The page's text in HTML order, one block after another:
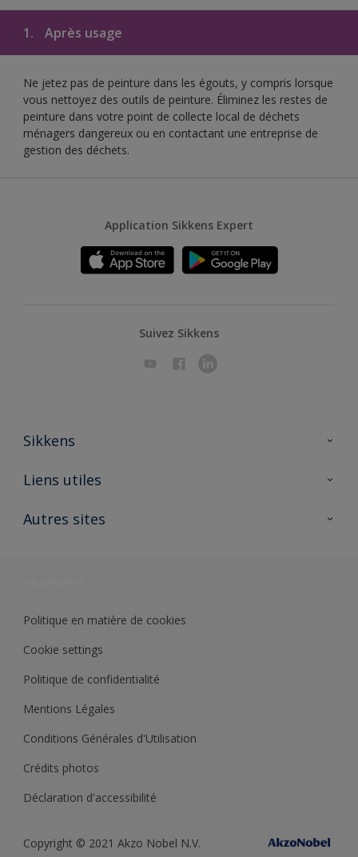
1. Après usage
Ne jetez pas de peinture dans les égouts, y compris lorsque
vous nettoyez des outils de peinture. Éliminez les restes de
peinture dans votre point de collecte local de déchets
ménagers dangereux ou en contactant une entreprise de
gestion des déchets.
Application Sikkens Expert
Suivez Sikkens
Sikkens
A propos de Sikkens
Liens utiles
Ouvrir un magasin PASS
Autres sites
Politique en matière de cookies
Cookie settings
Politique de confidentialité
Mentions Légales
Conditions Générales d'Utilisation
Crédits photos
Déclaration d'accessibilité
Copyright © 2021 Akzo Nobel N.V.